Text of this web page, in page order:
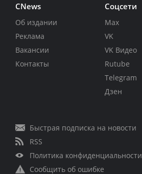
CNews
Об издании
Реклама
Вакансии
Контакты
Соцсети
Max
VK
VK Видео
Rutube
Telegram
Дзен
Быстрая подписка на новости
RSS
Политика конфиденциальности
Сообщить об ошибке